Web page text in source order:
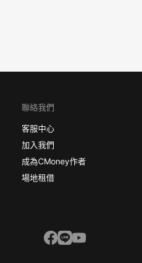
聯絡我們
客服中心
加入我們
成為CMoney作者
場地租借